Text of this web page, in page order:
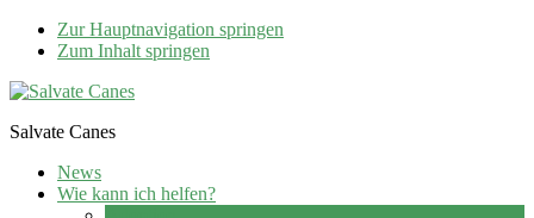
Zur Hauptnavigation springen
Zum Inhalt springen
Salvate Canes
News
Wie kann ich helfen?